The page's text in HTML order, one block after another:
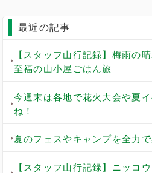
最近の記事
【スタッフ山行記録】梅雨の
至福の山小屋ごはん旅
今週末は各地で花火大会や夏
ね！
夏のフェスやキャンプを全力
【スタッフ山行記録】ニッコ